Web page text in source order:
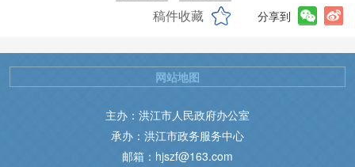
稿件收藏 分享到
主办：洪江市人民政府办公室
承办：洪江市政务服务中心
邮箱：hjszf@163.com
网站地图